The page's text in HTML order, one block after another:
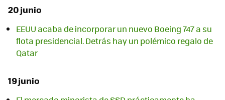
20 junio
EEUU acaba de incorporar un nuevo Boeing 747 a su
flota presidencial. Detrás hay un polémico regalo de
Qatar
19 junio